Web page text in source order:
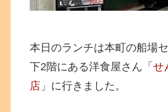
本日のランチは本町の船場
下2階にある洋食屋さん「せ
店 」に行きました。